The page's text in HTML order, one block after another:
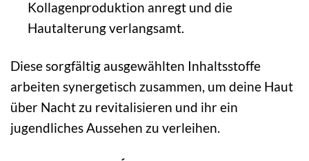
Kollagenproduktion anregt und die
Hautalterung verlangsamt.
Diese sorgfältig ausgewählten Inhaltsstoffe
arbeiten synergetisch zusammen, um deine Haut
über Nacht zu revitalisieren und ihr ein
jugendliches Aussehen zu verleihen.